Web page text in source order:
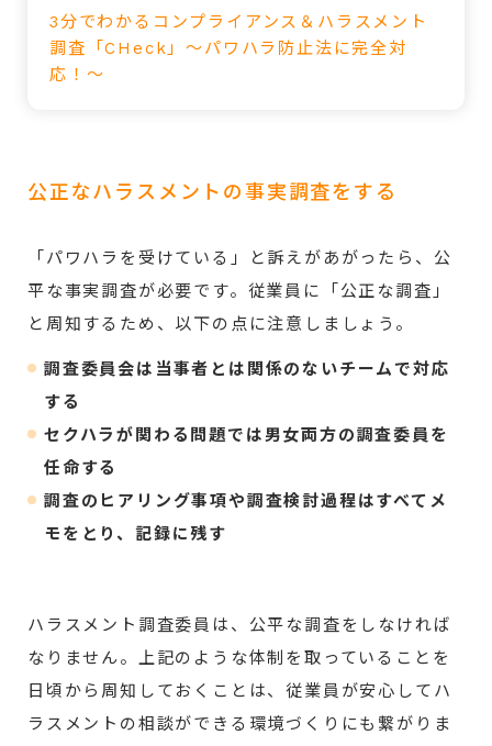
3分でわかるコンプライアンス＆ハラスメント
調査「CHeck」～パワハラ防止法に完全対
応！～
公正なハラスメントの事実調査をする
「パワハラを受けている」と訴えがあがったら、公
平な事実調査が必要です。従業員に「公正な調査」
と周知するため、以下の点に注意しましょう。
調査委員会は当事者とは関係のないチームで対応
する
セクハラが関わる問題では男女両方の調査委員を
任命する
調査のヒアリング事項や調査検討過程はすべてメ
モをとり、記録に残す
ハラスメント調査委員は、公平な調査をしなければ
なりません。上記のような体制を取っていることを
日頃から周知しておくことは、従業員が安心してハ
ラスメントの相談ができる環境づくりにも繋がりま